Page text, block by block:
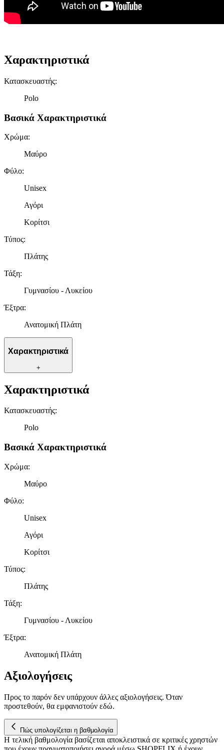
Χαρακτηριστικά
Κατασκευαστής:
Polo
Βασικά Χαρακτηριστικά
Χρώμα:
Μαύρο
Φύλο:
Unisex
Αγόρι
Κορίτσι
Τύπος:
Πλάτης
Τάξη:
Γυμνασίου - Λυκείου
Έξτρα:
Ανατομική Πλάτη
Χαρακτηριστικά
+
Χαρακτηριστικά
Κατασκευαστής:
Polo
Βασικά Χαρακτηριστικά
Χρώμα:
Μαύρο
Φύλο:
Unisex
Αγόρι
Κορίτσι
Τύπος:
Πλάτης
Τάξη:
Γυμνασίου - Λυκείου
Έξτρα:
Ανατομική Πλάτη
Αξιολογήσεις
Προς το παρόν δεν υπάρχουν άλλες αξιολογήσεις. Όταν
προστεθούν, θα εμφανιστούν εδώ.
Πώς υπολογίζεται η βαθμολογία
Η τελική βαθμολογία βασίζεται αποκλειστικά σε κριτικές χρηστών